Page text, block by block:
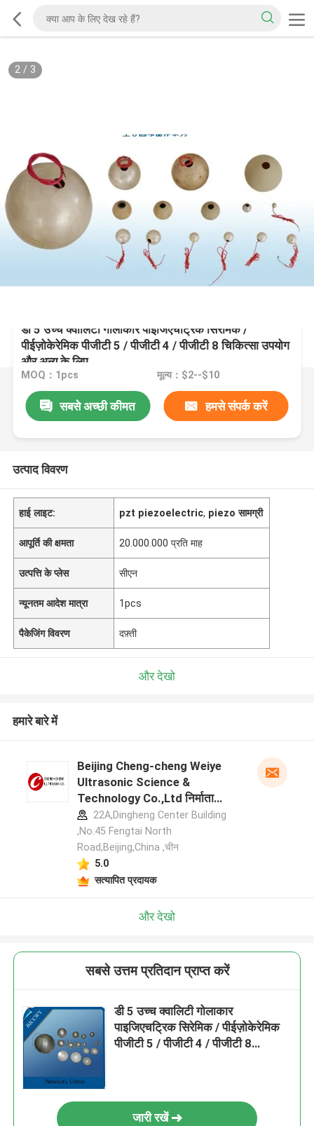
2/ 3
डी 5 उच्च क्वालिटी गोलाकार पाइजिएचट्रिक सिरेमिक /
पीईज़ोकेरेमिक पीजीटी 5 / पीजीटी 4 / पीजीटी 8 चिकित्सा उपयोग
और अन्य के लिए
MOQ：1pcs मूल्य：$2--$10
सबसे अच्छी कीमत हमसे संपर्क करें
उत्पाद विवरण
हाई लाइट: pzt piezoelectric, piezo सामग्री
आपूर्ति की क्षमता 20.000.000 प्रति माह
उत्पत्ति के प्लेस सीएन
न्यूनतम आदेश मात्रा 1pcs
पैकेजिंग विवरण दफ़्ती
और देखो
हमारे बारे में
Beijing Cheng-cheng Weiye
Ultrasonic Science &
Technology Co.,Ltd निर्माता
प्रोफ़ाइल
22A,Dingheng Center Building
,No.45 Fengtai North
Road,Beijing,China ,चीन
5.0
सत्यापित प्रदायक
और देखो
सबसे उत्तम प्रतिदान प्राप्त करें
डी 5 उच्च क्वालिटी गोलाकार
पाइजिएचट्रिक सिरेमिक / पीईज़ोकेरेमिक
पीजीटी 5 / पीजीटी 4 / पीजीटी 8
जारी रखें